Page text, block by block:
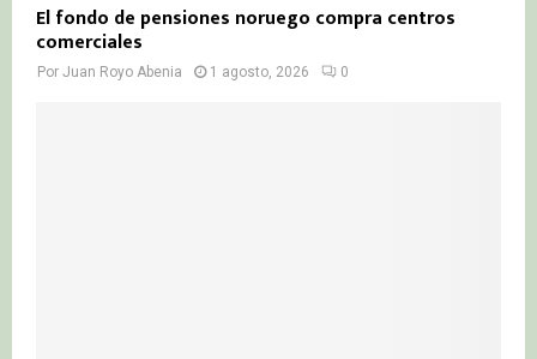
El fondo de pensiones noruego compra centros
comerciales
Por Juan Royo Abenia 1 agosto, 2026 0